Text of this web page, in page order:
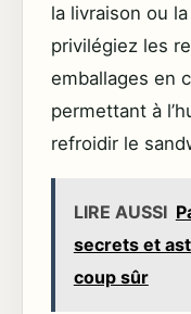
la livraison ou
privilégiez les
emballages en
permettant à
refroidir le
LIRE AUSSI
secrets et
coup sûr